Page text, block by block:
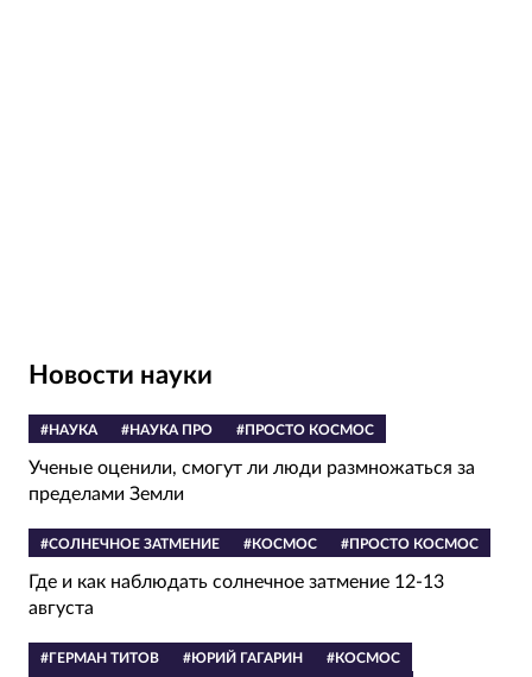
Новости науки
#НАУКА #НАУКА ПРО #ПРОСТО КОСМОС
Ученые оценили, смогут ли люди размножаться за
пределами Земли
#СОЛНЕЧНОЕ ЗАТМЕНИЕ #КОСМОС #ПРОСТО КОСМОС
Где и как наблюдать солнечное затмение 12-13
августа
#ГЕРМАН ТИТОВ #ЮРИЙ ГАГАРИН
#КОСМОС